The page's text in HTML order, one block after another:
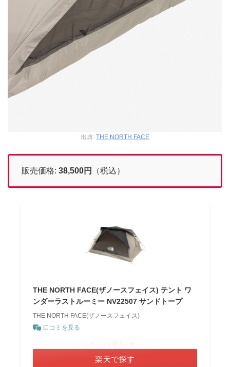
出典: THE NORTH FACE
販売価格: 38,500円 （税込）
THE NORTH FACE(ザノースフェイス) テント ワ
ンダーラストルーミー NV22507 サンドトープ
THE NORTH FACE(ザノースフェイス)
口コミを見る
楽天で探す